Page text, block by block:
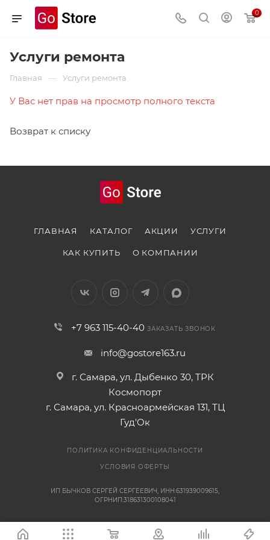
0
Услуги ремонта
Главная — Услуги ремонта
У Вас нет прав на просмотр полного текста
Возврат к списку
ГЛАВНАЯ КАТАЛОГ АКЦИИ УСЛУГИ
КАК КУПИТЬ О КОМПАНИИ
+7 963 115-40-40 ЗАКАЗАТЬ ЗВОНОК
info@gostore163.ru
г. Самара, ул. Дыбенко 30, ТРК
Космопорт
г. Самара, ул. Красноармейская 131, ТЦ
Гуд'Ок
ПОЛИТИКА КОНФИДЕНЦИАЛЬНОСТИ
УСЛОВИЯ ОФЕРТЫ
ИП БЫЧКОВ СЕРГЕЙ СЕРГЕЕВИЧ, ИНН:631939009615,
ОГРНИП:318631300108041